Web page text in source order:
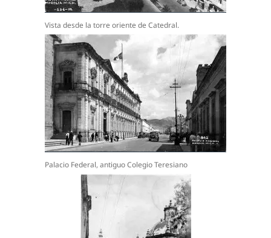
Vista desde la torre oriente de Catedral.
Palacio Federal, antiguo Colegio Teresiano